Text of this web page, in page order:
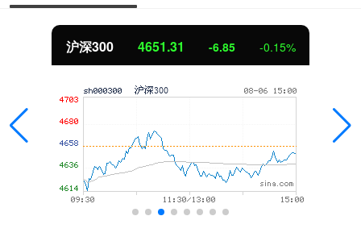
北证50 1122.88 3.42 0.30%